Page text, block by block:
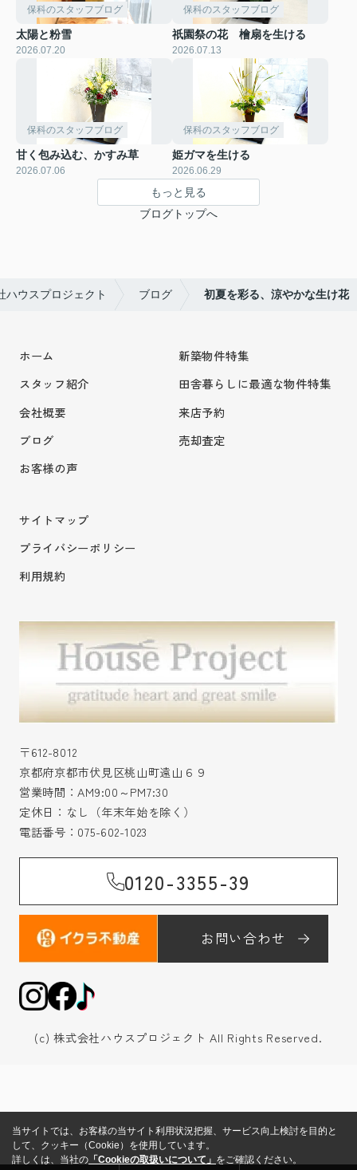
保科のスタッフブログ
太陽と粉雪
2026.07.20
保科のスタッフブログ
祇園祭の花 檜扇を生ける
2026.07.13
保科のスタッフブログ
甘く包み込む、かすみ草
2026.07.06
保科のスタッフブログ
姫ガマを生ける
2026.06.29
もっと見る
ブログトップへ
ハウスプロジェクト ブログ 初夏を彩る、涼やかな生け花
ホーム
スタッフ紹介
会社概要
ブログ
お客様の声
新築物件特集
田舎暮らしに最適な物件特集
来店予約
売却査定
サイトマップ
プライバシーポリシー
利用規約
〒612-8012
京都府京都市伏見区桃山町遠山６９
営業時間：AM9:00～PM7:30
定休日：なし（年末年始を除く）
電話番号： 075-602-1023
0120-3355-39
お問い合わせ
(c) 株式会社ハウスプロジェクト All Rights Reserved.
当サイトでは、お客様の当サイト利用状況把握、サービス向上検討を目的と
して、クッキー（Cookie）を使用しています。
詳しくは、当社の 「Cookieの取扱いについて」 をご確認ください。